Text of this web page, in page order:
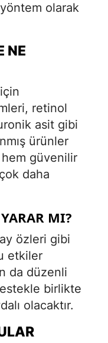
olarak
NE
retinol
asit gibi
ürünler
güvenilir
daha
MI?
özleri gibi
etkiler
da düzenli
birlikte
olacaktır.